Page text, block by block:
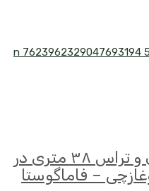
ویلای ۳+۱ با طراحی مدرن و تراس ۳۸ متری در